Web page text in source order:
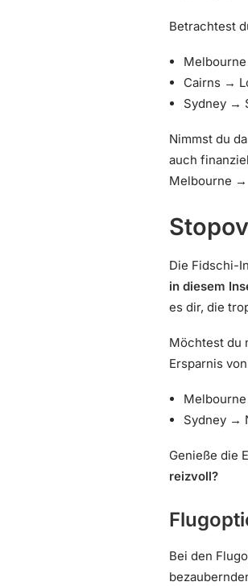
Betrachtest
Cairns →
Sydney →
Nimmst du
auch
Melbourne
Die Fidschi-
in diesem
es dir, die
Möchtest du
Ersparnis
Sydney →
Genieße die
reizvoll?
Bei den